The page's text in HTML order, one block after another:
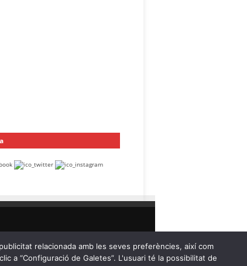
relacionada amb les seves preferències, així com
a “Configuració de Galetes”. L'usuari té la possibilitat de